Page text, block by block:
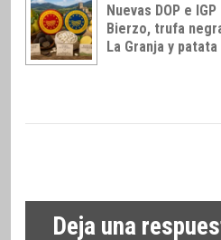
Nuevas DOP e
Bierzo, trufa
La Granja y
Deja una